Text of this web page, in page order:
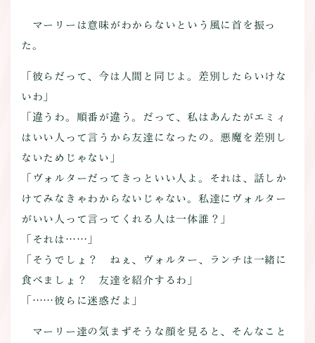
マーリーは意味がわからないという風に首を振っ
た。
「彼らだって、今は人間と同じよ。差別したらいけな
いわ」
「違うわ。順番が違う。だって、私はあんたがエミィ
はいい人って言うから友達になったの。悪魔を差別し
ないためじゃない」
「ヴォルターだってきっといい人よ。それは、話しか
けてみなきゃわからないじゃない。私達にヴォルター
がいい人って言ってくれる人は一体誰？」
「それは……」
「そうでしょ？ ねぇ、ヴォルター、ランチは一緒に
食べましょ？ 友達を紹介するわ」
「……彼らに迷惑だよ」
マーリー達の気まずそうな顔を見ると、そんなこと